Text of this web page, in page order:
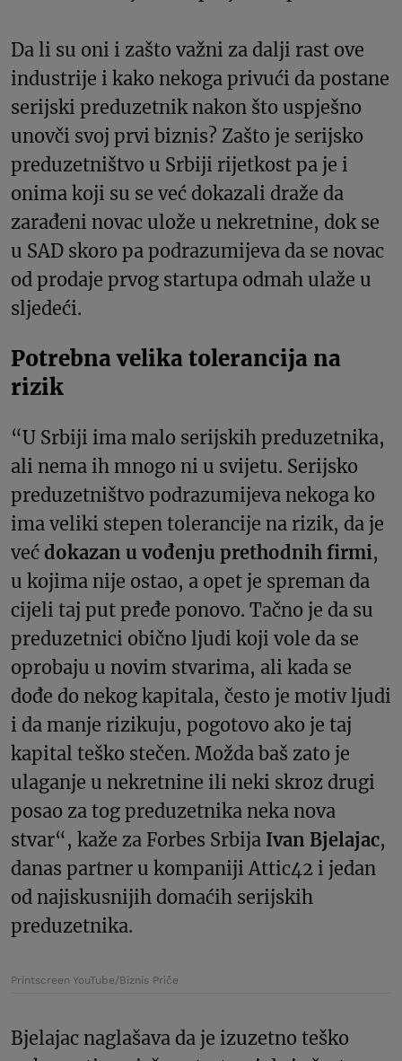
Da li su oni i zašto važni za dalji rast ove
industrije i kako nekoga privući da postane
serijski preduzetnik nakon što uspješno
unovči svoj prvi biznis? Zašto je serijsko
preduzetništvo u Srbiji rijetkost pa je i
onima koji su se već dokazali draže da
zarađeni novac ulože u nekretnine, dok se
u SAD skoro pa podrazumijeva da se novac
od prodaje prvog startupa odmah ulaže u
sljedeći.
Potrebna velika tolerancija na
rizik
“U Srbiji ima malo serijskih preduzetnika,
ali nema ih mnogo ni u svijetu. Serijsko
preduzetništvo podrazumijeva nekoga ko
ima veliki stepen tolerancije na rizik, da je
već dokazan u vođenju prethodnih firmi,
u kojima nije ostao, a opet je spreman da
cijeli taj put pređe ponovo. Tačno je da su
preduzetnici obično ljudi koji vole da se
oprobaju u novim stvarima, ali kada se
dođe do nekog kapitala, često je motiv ljudi
i da manje rizikuju, pogotovo ako je taj
kapital teško stečen. Možda baš zato je
ulaganje u nekretnine ili neki skroz drugi
posao za tog preduzetnika neka nova
stvar“, kaže za Forbes Srbija Ivan Bjelajac,
danas partner u kompaniji Attic42 i jedan
od najiskusnijih domaćih serijskih
preduzetnika.
Printscreen YouTube/Biznis Priče
Bjelajac naglašava da je izuzetno teško